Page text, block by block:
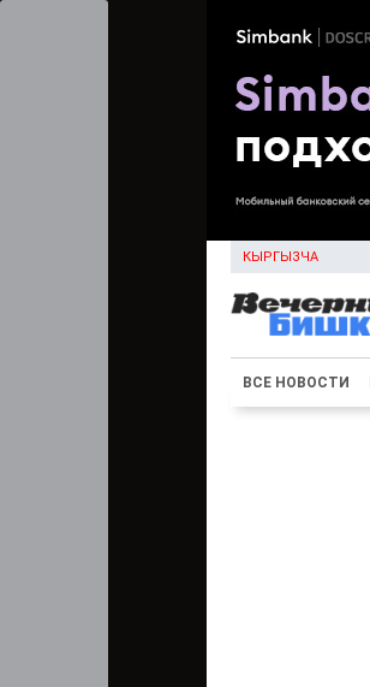
КЫРГЫЗЧА
ВСЕ НОВОСТИ